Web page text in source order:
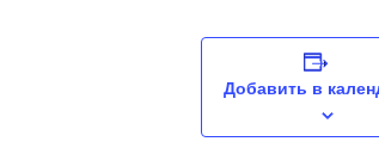
Добавить в